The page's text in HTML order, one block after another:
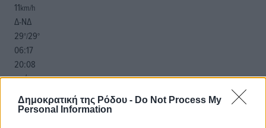
Δημοκρατική της Ρόδου - Do Not Process My
Personal Information
11km/h
Δ-ΝΔ
29°/29°
06:17
20:08
πρόγνωση:
ΠΑ